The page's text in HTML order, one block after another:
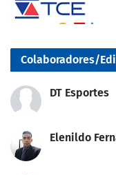
Colaboradores/
DT Esportes
Elenildo